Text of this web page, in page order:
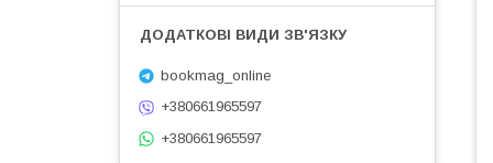
bookmag_online
+380661965597
+380661965597